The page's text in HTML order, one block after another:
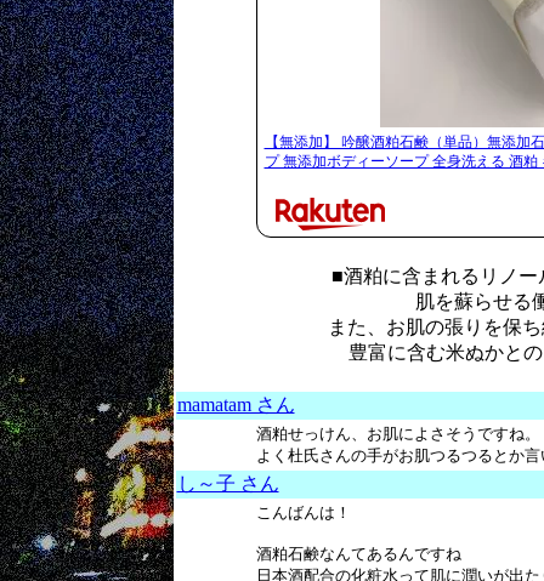
【無添加】 吟醸酒粕石鹸（単品）無添加
プ 無添加ボディーソープ 全身洗える 酒粕
■酒粕に含まれるリノ
肌を蘇らせる
また、お肌の張りを保
豊富に含む米ぬかと
mamatam さん
酒粕せっけん、お肌によさそうですね。
よく杜氏さんの手がお肌つるつるとか
し～子 さん
こんばんは！
酒粕石鹸なんてあるんですね
日本酒配合の化粧水って肌に潤いが出